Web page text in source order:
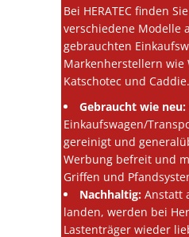
Bei HERATEC finden
verschiedene Modelle
gebrauchten
Markenherstellern wie
Katschotec und Caddie.
Gebraucht wie neu:
Einkaufswagen/
gereinigt und
Werbung befreit und
Griffen und
Nachhaltig: Anstatt
landen, werden bei
Lastenträger wieder